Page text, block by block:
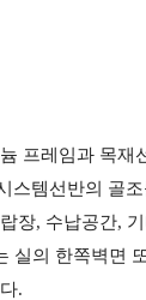
프레임과 목재
스템선반의 골
장, 수납공간,
실의 한쪽벽면
.